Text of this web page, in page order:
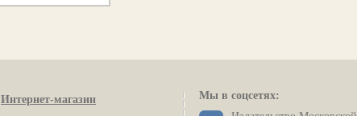
Интернет-магазин
Мы в соцсетях: